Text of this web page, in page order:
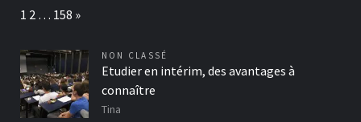
Page:
1 2 … 158 Next
»
NON CLASSÉ
Etudier en intérim, des avantages à
connaître
Tina